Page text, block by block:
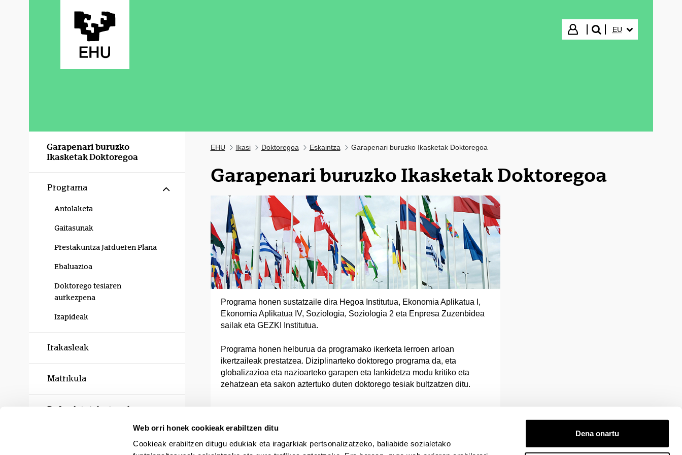
Web orri honek cookieak erabiltzen ditu
Cookieak erabiltzen ditugu edukiak eta iragarkiak pertsonalizatzeko, baliabide sozialetako
Dena onartu
Hasi saioa
bilatu"
EU
Garapenari buruzko
Ikasketak Doktoregoa
Programa Erakutsi/izkutatu azpiorriak
Antolaketa
Gaitasunak
Prestakuntza Jardueren Plana
Ebaluazioa
Doktorego tesiaren
aurkezpena
Izapideak
Irakasleak
Matrikula
Defendatutako tesiak
EHU Ikasi Doktoregoa Eskaintza Garapenari buruzko Ikasketak Doktoregoa
Garapenari buruzko Ikasketak Doktoregoa
Programa honen sustatzaile dira Hegoa Institutua, Ekonomia Aplikatua I,
Ekonomia Aplikatua IV, Soziologia, Soziologia 2 eta Enpresa Zuzenbidea
sailak eta GEZKI Institutua.
Programa honen helburua da programako ikerketa lerroen arloan
ikertzaileak prestatzea. Diziplinarteko doktorego programa da, eta
globalizazioa eta nazioarteko garapen eta lankidetza modu kritiko eta
zehatzean eta sakon aztertuko duten doktorego tesiak bultzatzen ditu.